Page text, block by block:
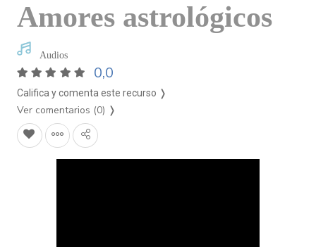
Amores astrológicos
Audios
0,0
Califica y comenta este recurso ❭
Ver comentarios (0) ❭